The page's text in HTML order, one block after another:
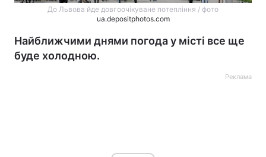
До Львова йде довгоочікуване потепління / фото
ua.depositphotos.com
Найближчими днями погода у місті все ще
буде холодною.
Реклама